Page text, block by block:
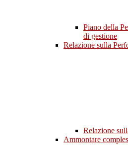
Piano della
di gestione
Relazione sulla
Relazione
Ammontare